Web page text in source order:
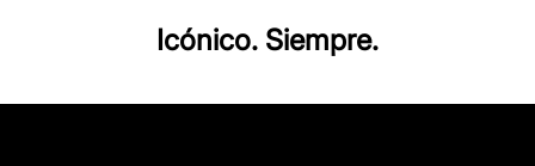
Icónico. Siempre.